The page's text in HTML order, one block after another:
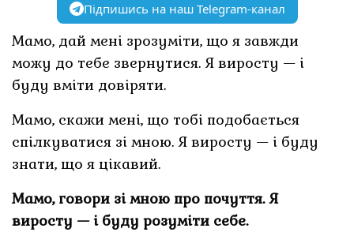
Підпишись на наш Telegram-канал
Мамо, дай мені зрозуміти, що я завжди
можу до тебе звернутися. Я виросту — і
буду вміти довіряти.
Мамо, скажи мені, що тобі подобається
спілкуватися зі мною. Я виросту — і буду
знати, що я цікавий.
Мамо, говори зі мною про почуття. Я
виросту — і буду розуміти себе.